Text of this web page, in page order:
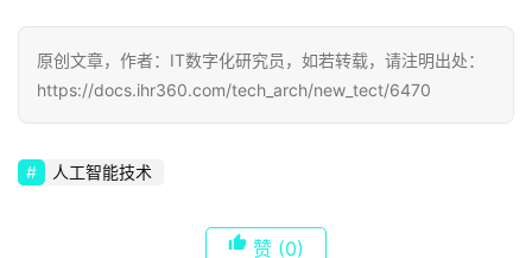
原创文章，作者：IT数字化研究员，如若转载，请注明出处：
https://docs.ihr360.com/tech_arch/new_tect/6470
人工智能技术
赞 (0)